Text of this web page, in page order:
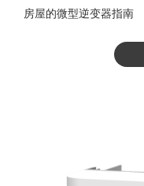
房屋的微型逆变器指南